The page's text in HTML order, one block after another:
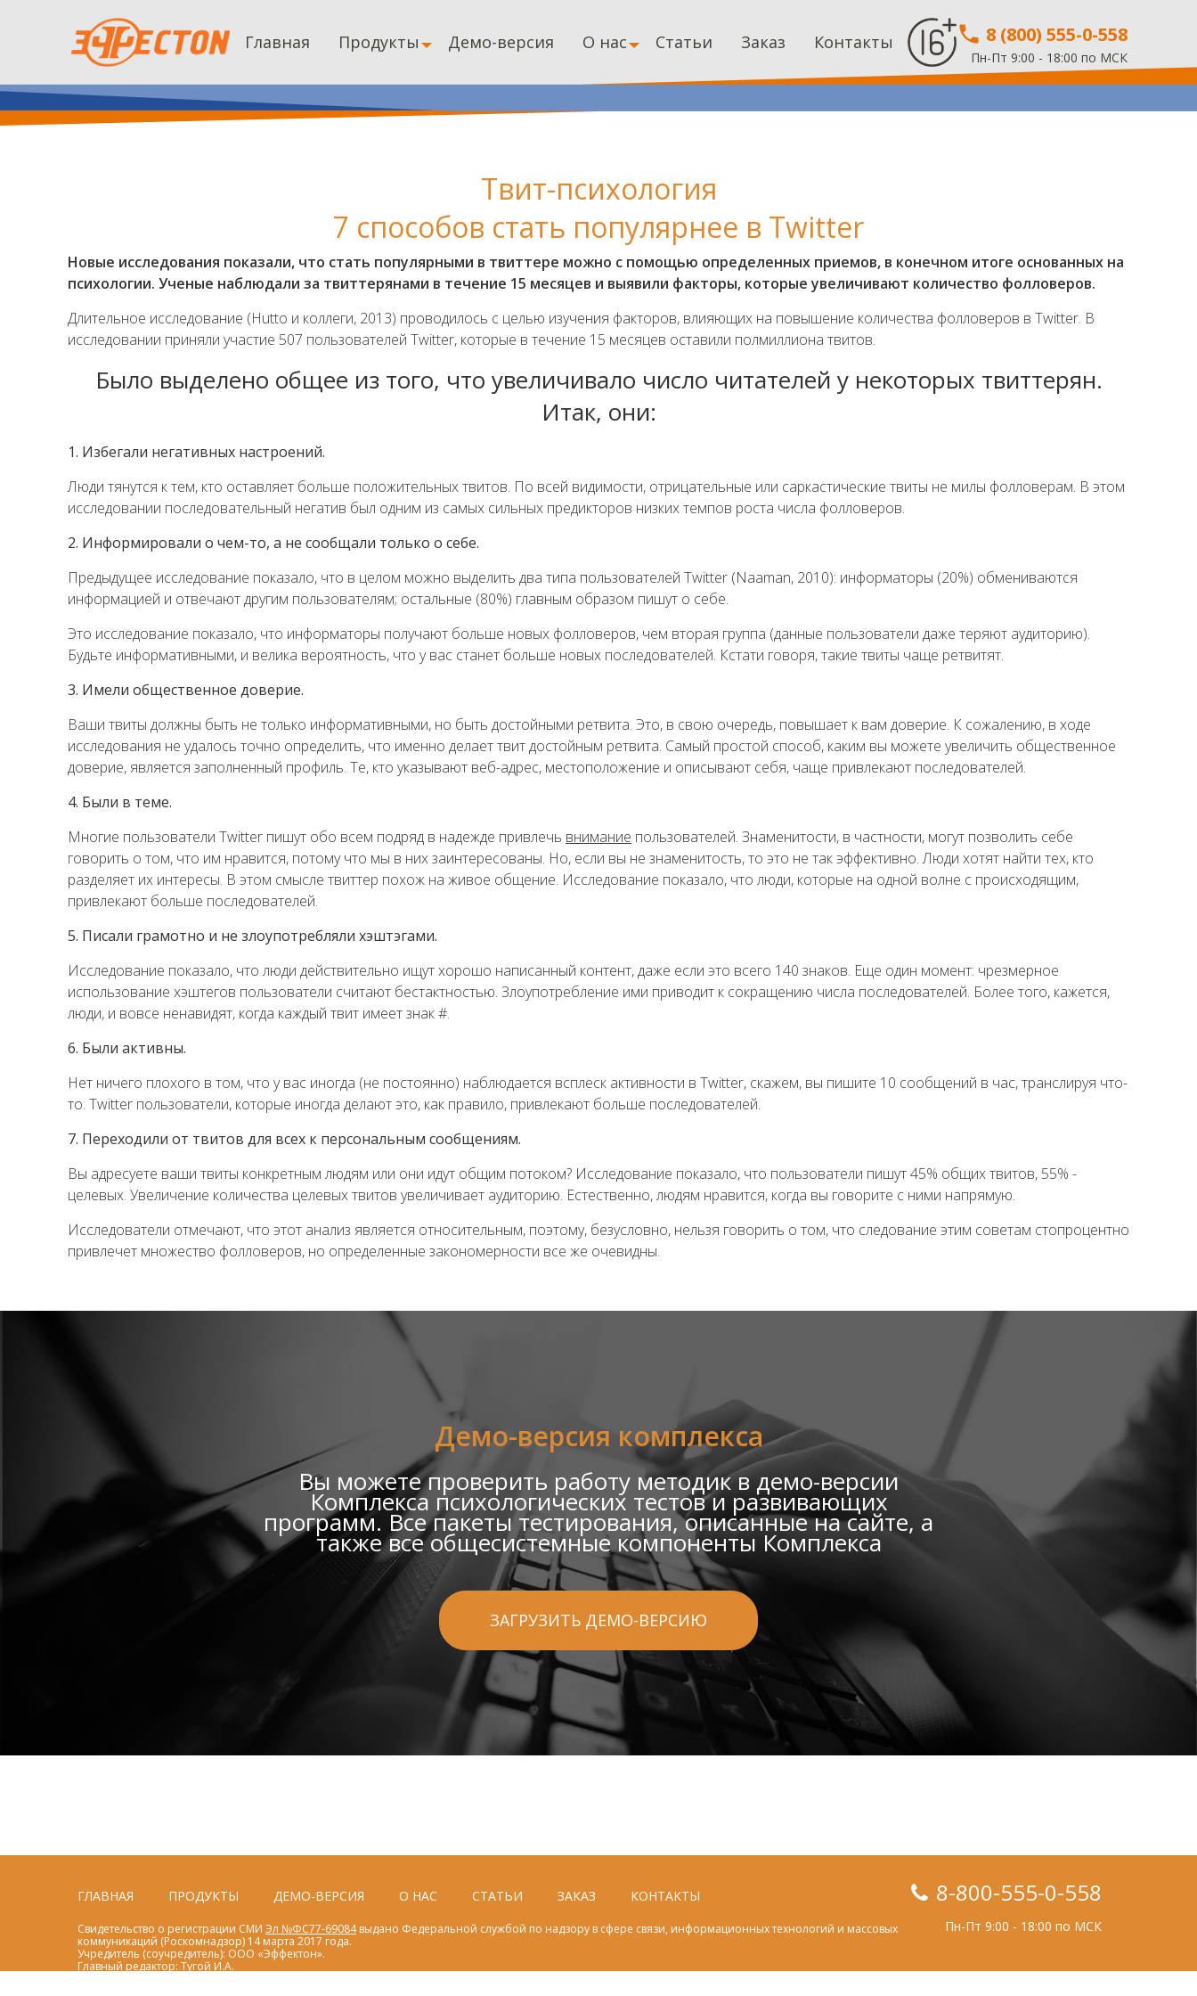
Главная Продукты Демо-версия О нас Статьи Заказ Контакты 8 (800) 555-0-558
Пн-Пт 9:00 - 18:00 по МСК
Твит-психология
7 способов стать популярнее в Twitter
Новые исследования показали, что стать популярными в твиттере можно с помощью определенных приемов, в конечном итоге основанных на
психологии. Ученые наблюдали за твиттерянами в течение 15 месяцев и выявили факторы, которые увеличивают количество фолловеров.
Длительное исследование (Hutto и коллеги, 2013) проводилось с целью изучения факторов, влияющих на повышение количества фолловеров в Twitter. В
исследовании приняли участие 507 пользователей Twitter, которые в течение 15 месяцев оставили полмиллиона твитов.
Было выделено общее из того, что увеличивало число читателей у некоторых твиттерян.
Итак, они:
1. Избегали негативных настроений.
Люди тянутся к тем, кто оставляет больше положительных твитов. По всей видимости, отрицательные или саркастические твиты не милы фолловерам. В этом
исследовании последовательный негатив был одним из самых сильных предикторов низких темпов роста числа фолловеров.
2. Информировали о чем-то, а не сообщали только о себе.
Предыдущее исследование показало, что в целом можно выделить два типа пользователей Twitter (Naaman, 2010): информаторы (20%) обмениваются
информацией и отвечают другим пользователям; остальные (80%) главным образом пишут о себе.
Это исследование показало, что информаторы получают больше новых фолловеров, чем вторая группа (данные пользователи даже теряют аудиторию).
Будьте информативными, и велика вероятность, что у вас станет больше новых последователей. Кстати говоря, такие твиты чаще ретвитят.
3. Имели общественное доверие.
Ваши твиты должны быть не только информативными, но быть достойными ретвита. Это, в свою очередь, повышает к вам доверие. К сожалению, в ходе
исследования не удалось точно определить, что именно делает твит достойным ретвита. Самый простой способ, каким вы можете увеличить общественное
доверие, является заполненный профиль. Те, кто указывают веб-адрес, местоположение и описывают себя, чаще привлекают последователей.
4. Были в теме.
Многие пользователи Twitter пишут обо всем подряд в надежде привлечь внимание пользователей. Знаменитости, в частности, могут позволить себе
говорить о том, что им нравится, потому что мы в них заинтересованы. Но, если вы не знаменитость, то это не так эффективно. Люди хотят найти тех, кто
разделяет их интересы. В этом смысле твиттер похож на живое общение. Исследование показало, что люди, которые на одной волне с происходящим,
привлекают больше последователей.
5. Писали грамотно и не злоупотребляли хэштэгами.
Исследование показало, что люди действительно ищут хорошо написанный контент, даже если это всего 140 знаков. Еще один момент: чрезмерное
использование хэштегов пользователи считают бестактностью. Злоупотребление ими приводит к сокращению числа последователей. Более того, кажется,
люди, и вовсе ненавидят, когда каждый твит имеет знак #.
6. Были активны.
Нет ничего плохого в том, что у вас иногда (не постоянно) наблюдается всплеск активности в Twitter, скажем, вы пишите 10 сообщений в час, транслируя что-
то. Twitter пользователи, которые иногда делают это, как правило, привлекают больше последователей.
7. Переходили от твитов для всех к персональным сообщениям.
Вы адресуете ваши твиты конкретным людям или они идут общим потоком? Исследование показало, что пользователи пишут 45% общих твитов, 55% -
целевых. Увеличение количества целевых твитов увеличивает аудиторию. Естественно, людям нравится, когда вы говорите с ними напрямую.
Исследователи отмечают, что этот анализ является относительным, поэтому, безусловно, нельзя говорить о том, что следование этим советам стопроцентно
привлечет множество фолловеров, но определенные закономерности все же очевидны.
Демо-версия комплекса
Вы можете проверить работу методик в демо-версии
Комплекса психологических тестов и развивающих
программ. Все пакеты тестирования, описанные на сайте, а
также все общесистемные компоненты Комплекса
ЗАГРУЗИТЬ ДЕМО-ВЕРСИЮ
8-800-555-0-558
Пн-Пт 9:00 - 18:00 по МСК
ГЛАВНАЯ ПРОДУКТЫ ДЕМО-ВЕРСИЯ О НАС СТАТЬИ ЗАКАЗ КОНТАКТЫ
Свидетельство о регистрации СМИ Эл №ФС77-69084выдано Федеральной службой по надзору в сфере связи, информационных технологий и массовых
коммуникаций (Роскомнадзор) 14 марта 2017 года.
Учредитель (соучредитель): ООО «Эффектон».
Главный редактор: Тугой И.А.